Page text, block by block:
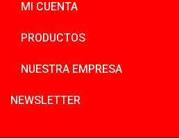
MI CUENTA
PRODUCTOS
NUESTRA EMPRESA
NEWSLETTER